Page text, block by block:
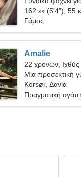
162 εκ (5'4"), 55
Γάμος
Amalie
22 χρονών, Ιχθύς
Μια προσεκτική
μόνιμη σχέση
Korsør, Δανία
Πραγματική